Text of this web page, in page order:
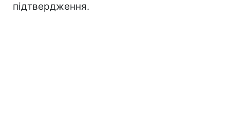
підтвердження.